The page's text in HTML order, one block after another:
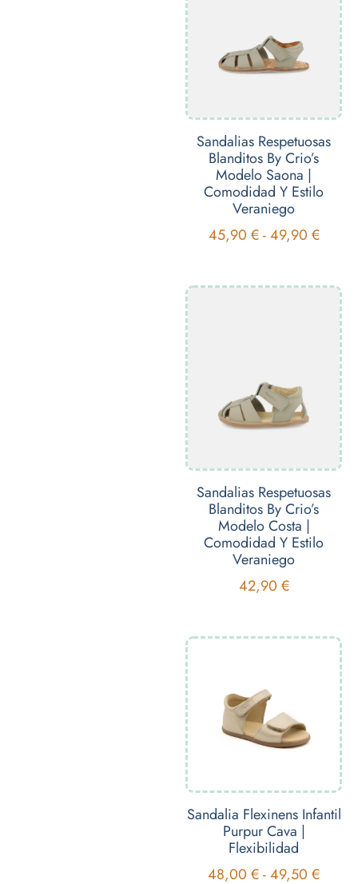
Sandalias Respetuosas
Blanditos By Crio’s
Modelo Saona |
Comodidad Y Estilo
Veraniego
45,90 € - 49,90 €
Sandalias Respetuosas
Blanditos By Crio’s
Modelo Costa |
Comodidad Y Estilo
Veraniego
42,90 €
Sandalia Flexinens Infantil
Purpur Cava |
Flexibilidad
48,00€-49,50€